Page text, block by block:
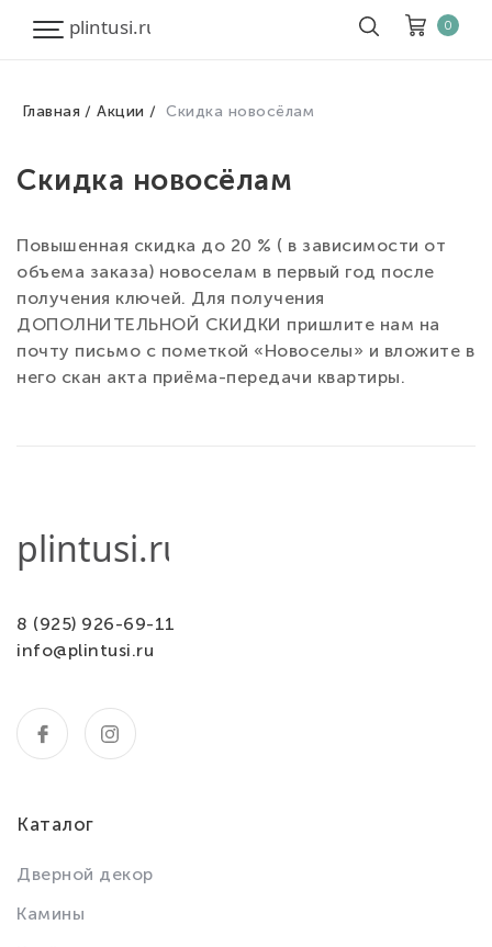
Скидка
0
Итого к оплате
0
0
Главная Акции Скидка новосёлам
Скидка новосёлам
Повышенная скидка до 20 % ( в зависимости от
объема заказа) новоселам в первый год после
получения ключей. Для получения
ДОПОЛНИТЕЛЬНОЙ СКИДКИ пришлите нам на
почту письмо с пометкой «Новоселы» и вложите в
него скан акта приёма-передачи квартиры.
8 (925) 926-69-11
info@plintusi.ru
Каталог
Дверной декор
Камины